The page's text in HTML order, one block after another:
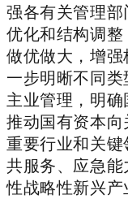
强各有关管理
优化和结构调
做优做大，增
一步明晰不同
主业管理，明确
推动国有资本
重要行业和关
共服务、应急
性战略性新兴